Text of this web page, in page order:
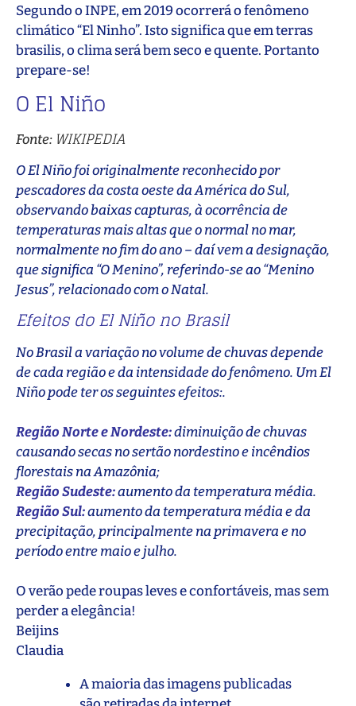
Segundo o INPE, em 2019 ocorrerá o fenômeno
climático “El Ninho”. Isto significa que em terras
brasilis, o clima será bem seco e quente. Portanto
prepare-se!
O El Niño
Fonte: WIKIPEDIA
O El Niño foi originalmente reconhecido por
pescadores da costa oeste da América do Sul,
observando baixas capturas, à ocorrência de
temperaturas mais altas que o normal no mar,
normalmente no fim do ano – daí vem a designação,
que significa “O Menino”, referindo-se ao “Menino
Jesus”, relacionado com o Natal.
Efeitos do El Niño no Brasil
No Brasil a variação no volume de chuvas depende
de cada região e da intensidade do fenômeno. Um El
Niño pode ter os seguintes efeitos:.
Região Norte e Nordeste:diminuição de chuvas
causando secas no sertão nordestino e incêndios
florestais na Amazônia;
Região Sudeste:aumento da temperatura média.
Região Sul:aumento da temperatura média e da
precipitação, principalmente na primavera e no
período entre maio e julho.
O verão pede roupas leves e confortáveis, mas sem
perder a elegância!
Beijins
Claudia
A maioria das imagens publicadas